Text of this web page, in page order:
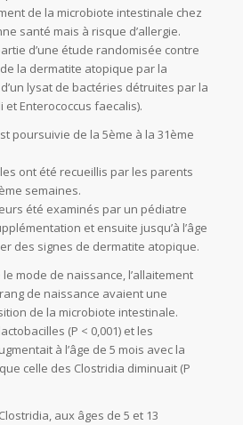
de la microbiote intestinale chez
santé mais à risque d’allergie.
d’une étude randomisée contre
la dermatite atopique par la
lysat de bactéries détruites par la
et Enterococcus faecalis).
poursuivie de la 5ème à la 31ème
ont été recueillis par les parents
semaines.
été examinés par un pédiatre
et ensuite jusqu’à l’âge
des signes de dermatite atopique.
mode de naissance, l’allaitement
de naissance avaient une
de la microbiote intestinale.
(P < 0,001) et les
à l’âge de 5 mois avec la
celle des Clostridia diminuait (P
aux âges de 5 et 13